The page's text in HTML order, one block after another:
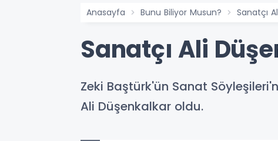
Anasayfa Bunu Biliyor Musun? Sanatçı
Sanatçı Ali
Zeki Baştürk'ün Sanat
Ali Düşenkalkar oldu.